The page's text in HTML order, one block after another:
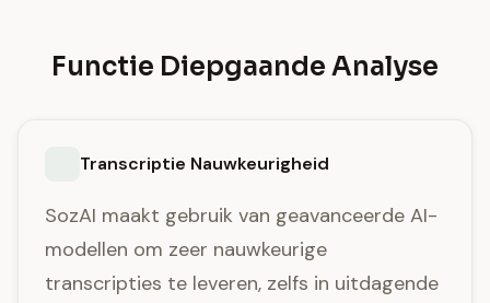
Functie Diepgaande Analyse
Transcriptie Nauwkeurigheid
SozAI maakt gebruik van geavanceerde AI-
modellen om zeer nauwkeurige
transcripties te leveren, zelfs in uitdagende